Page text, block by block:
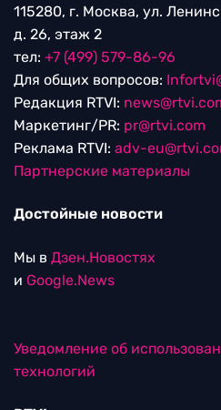
115280, г. Москва, ул.
д. 26, этаж 2
тел: +7 (499) 579-86-96
Для общих вопросов:
Редакция RTVI:
Маркетинг/PR: pr@rtvi.com
Реклама RTVI: adv-
Партнерские материалы
Достойные новости
Мы в Дзен.Новостях
и Google.News
Уведомление об
технологий